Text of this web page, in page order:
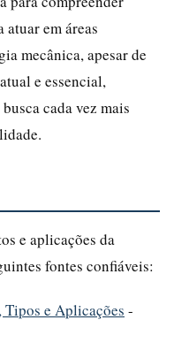
atuar em áreas
mecânica, apesar de
e essencial,
cada vez mais
e aplicações da
fontes confiáveis:
e Aplicações -